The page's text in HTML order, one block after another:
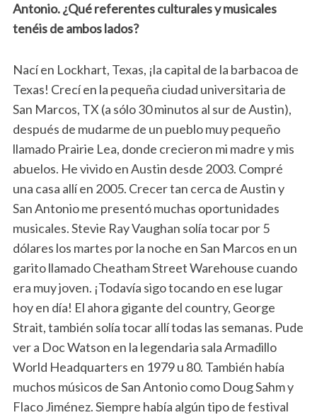
Antonio. ¿Qué referentes culturales y musicales
tenéis de ambos lados?
Nací en Lockhart, Texas, ¡la capital de la barbacoa de
Texas! Crecí en la pequeña ciudad universitaria de
San Marcos, TX (a sólo 30 minutos al sur de Austin),
después de mudarme de un pueblo muy pequeño
llamado Prairie Lea, donde crecieron mi madre y mis
abuelos. He vivido en Austin desde 2003. Compré
una casa allí en 2005. Crecer tan cerca de Austin y
San Antonio me presentó muchas oportunidades
musicales. Stevie Ray Vaughan solía tocar por 5
dólares los martes por la noche en San Marcos en un
garito llamado Cheatham Street Warehouse cuando
era muy joven. ¡Todavía sigo tocando en ese lugar
hoy en día! El ahora gigante del country, George
Strait, también solía tocar allí todas las semanas. Pude
ver a Doc Watson en la legendaria sala Armadillo
World Headquarters en 1979 u 80. También había
muchos músicos de San Antonio como Doug Sahm y
Flaco Jiménez. Siempre había algún tipo de festival